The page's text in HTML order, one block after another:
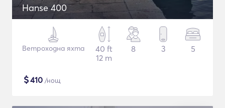
Hanse 400
Ветроходна яхта
40 ft
12 m
8 3 5
$410 /нощ